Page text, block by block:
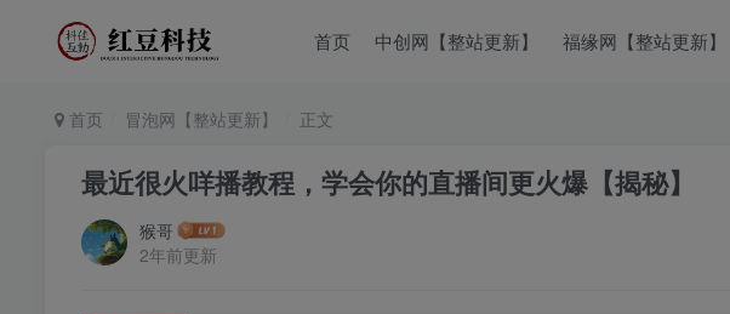
首页 中创网【整站更新】 福缘网【整站更新】
首页 冒泡网【整站更新】 正文
最近很火咩播教程，学会你的直播间更火爆【揭秘】
猴哥
2年前更新